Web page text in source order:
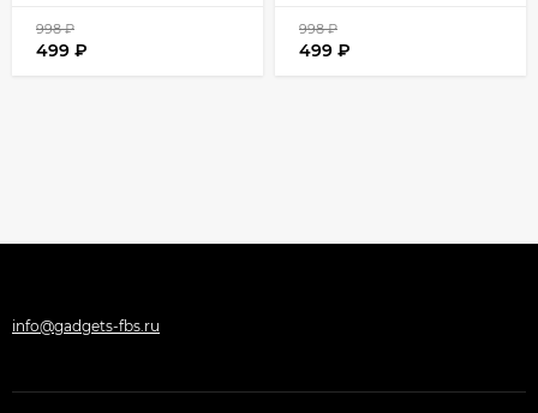
998₽
499 ₽
998₽
499 ₽
info@gadgets-fbs.ru